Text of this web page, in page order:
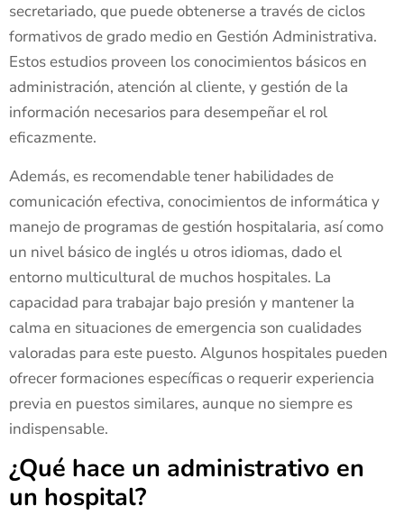
secretariado, que puede obtenerse a través de ciclos
formativos de grado medio en Gestión Administrativa.
Estos estudios proveen los conocimientos básicos en
administración, atención al cliente, y gestión de la
información necesarios para desempeñar el rol
eficazmente.
Además, es recomendable tener habilidades de
comunicación efectiva, conocimientos de informática y
manejo de programas de gestión hospitalaria, así como
un nivel básico de inglés u otros idiomas, dado el
entorno multicultural de muchos hospitales. La
capacidad para trabajar bajo presión y mantener la
calma en situaciones de emergencia son cualidades
valoradas para este puesto. Algunos hospitales pueden
ofrecer formaciones específicas o requerir experiencia
previa en puestos similares, aunque no siempre es
indispensable.
¿Qué hace un administrativo en
un hospital?